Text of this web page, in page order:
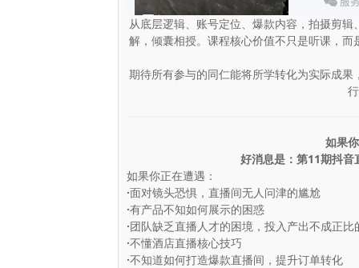
从底层逻辑、账号定位、爆款内容，拍摄剪
解，倾囊相授。课程核心价值不只是听课，
期待所有参与的同仁能将所学转化为实际成
如果
好消息是：第11期抖
如果你正在遭遇：
·面对镜头恐惧，直播间无人问津的尴尬
·有产品不知如何展示的困惑
·团队缺乏直播人才的困境，投入产出不成正比
·不懂酒店直播核心技巧
·不知道如何打造爆款直播间，提升订单转化